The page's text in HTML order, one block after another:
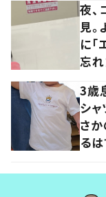
夜、
見。
に「
忘れ
3歳
シ
さ
るは